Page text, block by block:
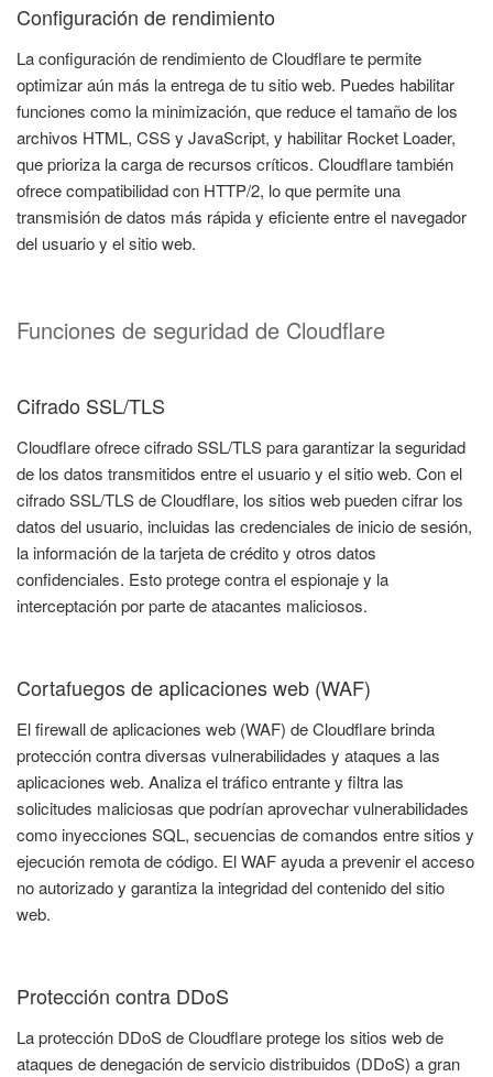
Configuración de rendimiento
La configuración de rendimiento de Cloudflare te permite
optimizar aún más la entrega de tu sitio web. Puedes habilitar
funciones como la minimización, que reduce el tamaño de los
archivos HTML, CSS y JavaScript, y habilitar Rocket Loader,
que prioriza la carga de recursos críticos. Cloudflare también
ofrece compatibilidad con HTTP/2, lo que permite una
transmisión de datos más rápida y eficiente entre el navegador
del usuario y el sitio web.
Funciones de seguridad de Cloudflare
Cifrado SSL/TLS
Cloudflare ofrece cifrado SSL/TLS para garantizar la seguridad
de los datos transmitidos entre el usuario y el sitio web. Con el
cifrado SSL/TLS de Cloudflare, los sitios web pueden cifrar los
datos del usuario, incluidas las credenciales de inicio de sesión,
la información de la tarjeta de crédito y otros datos
confidenciales. Esto protege contra el espionaje y la
interceptación por parte de atacantes maliciosos.
Cortafuegos de aplicaciones web (WAF)
El firewall de aplicaciones web (WAF) de Cloudflare brinda
protección contra diversas vulnerabilidades y ataques a las
aplicaciones web. Analiza el tráfico entrante y filtra las
solicitudes maliciosas que podrían aprovechar vulnerabilidades
como inyecciones SQL, secuencias de comandos entre sitios y
ejecución remota de código. El WAF ayuda a prevenir el acceso
no autorizado y garantiza la integridad del contenido del sitio
web.
Protección contra DDoS
La protección DDoS de Cloudflare protege los sitios web de
ataques de denegación de servicio distribuidos (DDoS) a gran